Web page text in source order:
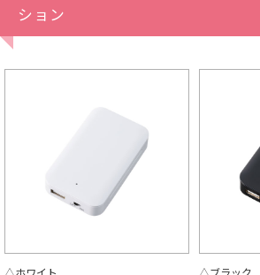
ション
△ホワイト △ブラック